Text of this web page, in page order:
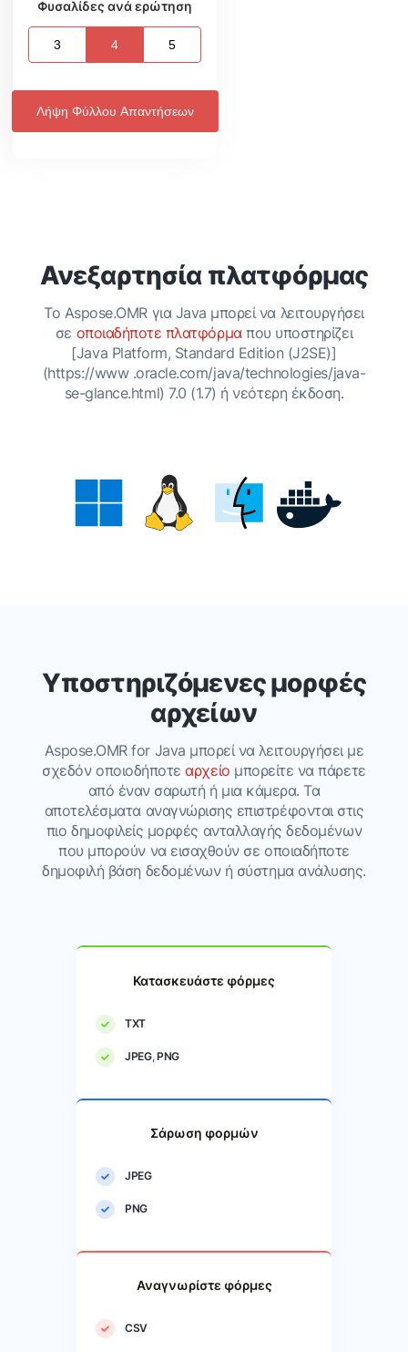
Φυσαλίδες ανά ερώτηση
3 4 5
Λήψη Φύλλου Απαντήσεων
Ανεξαρτησία πλατφόρμας
Το Aspose.OMR για Java μπορεί να λειτουργήσει
σε οποιαδήποτε πλατφόρμαπου υποστηρίζει
[Java Platform, Standard Edition (J2SE)]
(https://www .oracle.com/java/technologies/java-
se-glance.html) 7.0 (1.7) ή νεότερη έκδοση.
Υποστηριζόμενες μορφές
αρχείων
Aspose.OMR for Java μπορεί να λειτουργήσει με
σχεδόν οποιοδήποτεαρχείο μπορείτε να πάρετε
από έναν σαρωτή ή μια κάμερα. Τα
αποτελέσματα αναγνώρισης επιστρέφονται στις
πιο δημοφιλείς μορφές ανταλλαγής δεδομένων
που μπορούν να εισαχθούν σε οποιαδήποτε
δημοφιλή βάση δεδομένων ή σύστημα ανάλυσης.
Κατασκευάστε φόρμες
TXT
JPEG, PNG
Σάρωση φορμών
JPEG
PNG
Αναγνωρίστε φόρμες
CSV